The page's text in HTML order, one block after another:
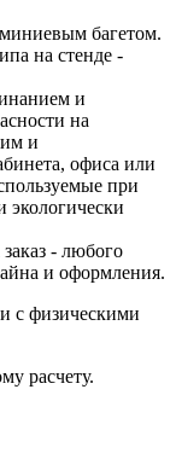
багетом.
на стенде -
и
на
и
офиса или
при
экологически
- любого
и оформления.
с физическими
расчету.